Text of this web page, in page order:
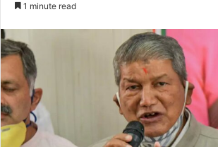
d
a
n
e
m
a
i
1 minute read